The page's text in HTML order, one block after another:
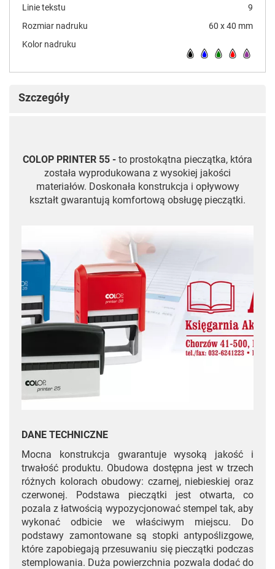
Linie tekstu
9
Rozmiar nadruku
60 x 40 mm
Kolor nadruku
Szczegóły
COLOP PRINTER 55 - to prostokątna pieczątka, która
została wyprodukowana z wysokiej jakości
materiałów. Doskonała konstrukcja i opływowy
kształt gwarantują komfortową obsługę pieczątki.
DANE TECHNICZNE
Mocna konstrukcja gwarantuje wysoką jakość i
trwałość produktu. Obudowa dostępna jest w trzech
różnych kolorach obudowy: czarnej, niebieskiej oraz
czerwonej. Podstawa pieczątki jest otwarta, co
pozala z łatwością wypozycjonować stempel tak, aby
wykonać odbicie we właściwym miejscu. Do
podstawy zamontowane są stopki antypoślizgowe,
które zapobiegają przesuwaniu się pieczątki podczas
stemplowania. Duża powierzchnia pozwala dodać do